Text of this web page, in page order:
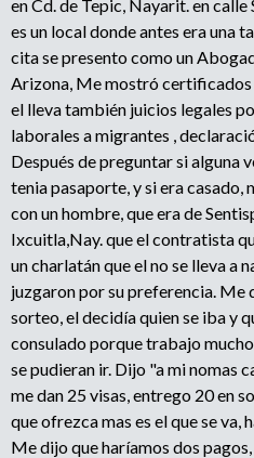
en Cd. de Tepic, Nayarit. en calle
es un local donde antes era una
cita se presento como un
Arizona, Me mostró
el lleva también juicios legales
laborales a migrantes ,
Después de preguntar si alguna
tenia pasaporte, y si era casado,
con un hombre, que era de
Ixcuitla,Nay. que el contratista
un charlatán que el no se lleva a
juzgaron por su preferencia. Me
sorteo, el decidía quien se iba y
consulado porque trabajo
se pudieran ir. Dijo "a mi nomas
me dan 25 visas, entrego 20 en
que ofrezca mas es el que se va,
Me dijo que haríamos dos